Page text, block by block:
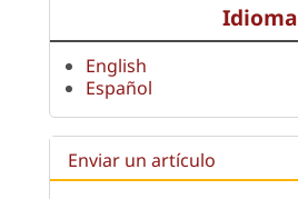
Idioma
English
Español
Enviar un artículo